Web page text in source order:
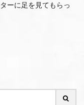
ーに足を見てもらっ